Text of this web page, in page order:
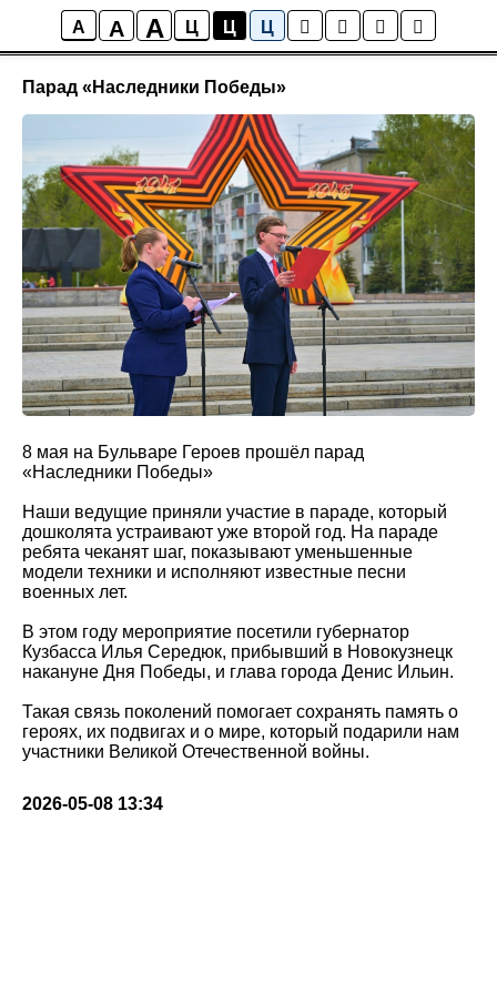
A A A Ц Ц Ц
Новости
Парад «Наследники Победы»
8 мая на Бульваре Героев прошёл парад
«Наследники Победы»
Наши ведущие приняли участие в параде, который
дошколята устраивают уже второй год. На параде
ребята чеканят шаг, показывают уменьшенные
модели техники и исполняют известные песни
военных лет.
В этом году мероприятие посетили губернатор
Кузбасса Илья Середюк, прибывший в Новокузнецк
накануне Дня Победы, и глава города Денис Ильин.
Такая связь поколений помогает сохранять память о
героях, их подвигах и о мире, который подарили нам
участники Великой Отечественной войны.
2026-05-08 13:34